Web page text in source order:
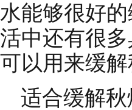
水能够很好
活中还有很
可以用来缓解
适合缓解